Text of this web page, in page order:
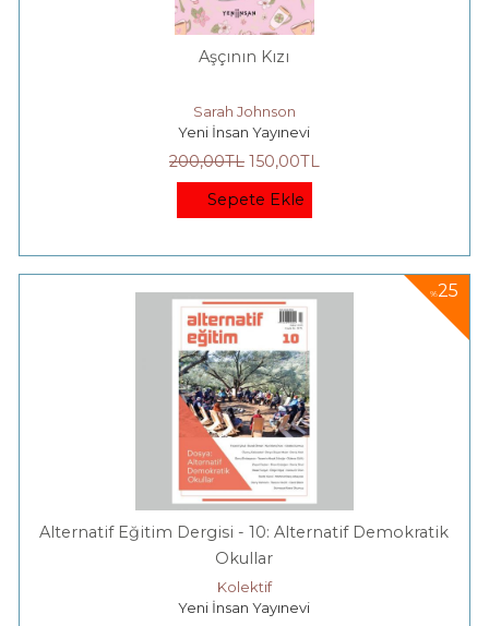
Aşçının Kızı
Sarah Johnson
Yeni İnsan Yayınevi
200,00TL 150,00TL
Sepete Ekle
%25
Alternatif Eğitim Dergisi - 10: Alternatif Demokratik
Okullar
Kolektif
Yeni İnsan Yayınevi